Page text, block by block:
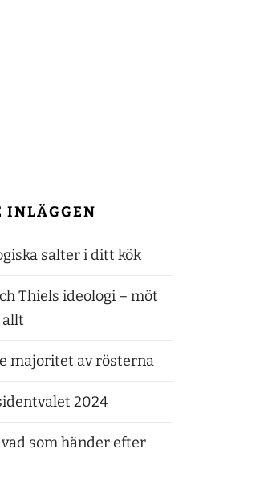
INLÄGGEN
salter i ditt kök
Thiels ideologi – möt
allt
majoritet av rösterna
2024
som händer efter